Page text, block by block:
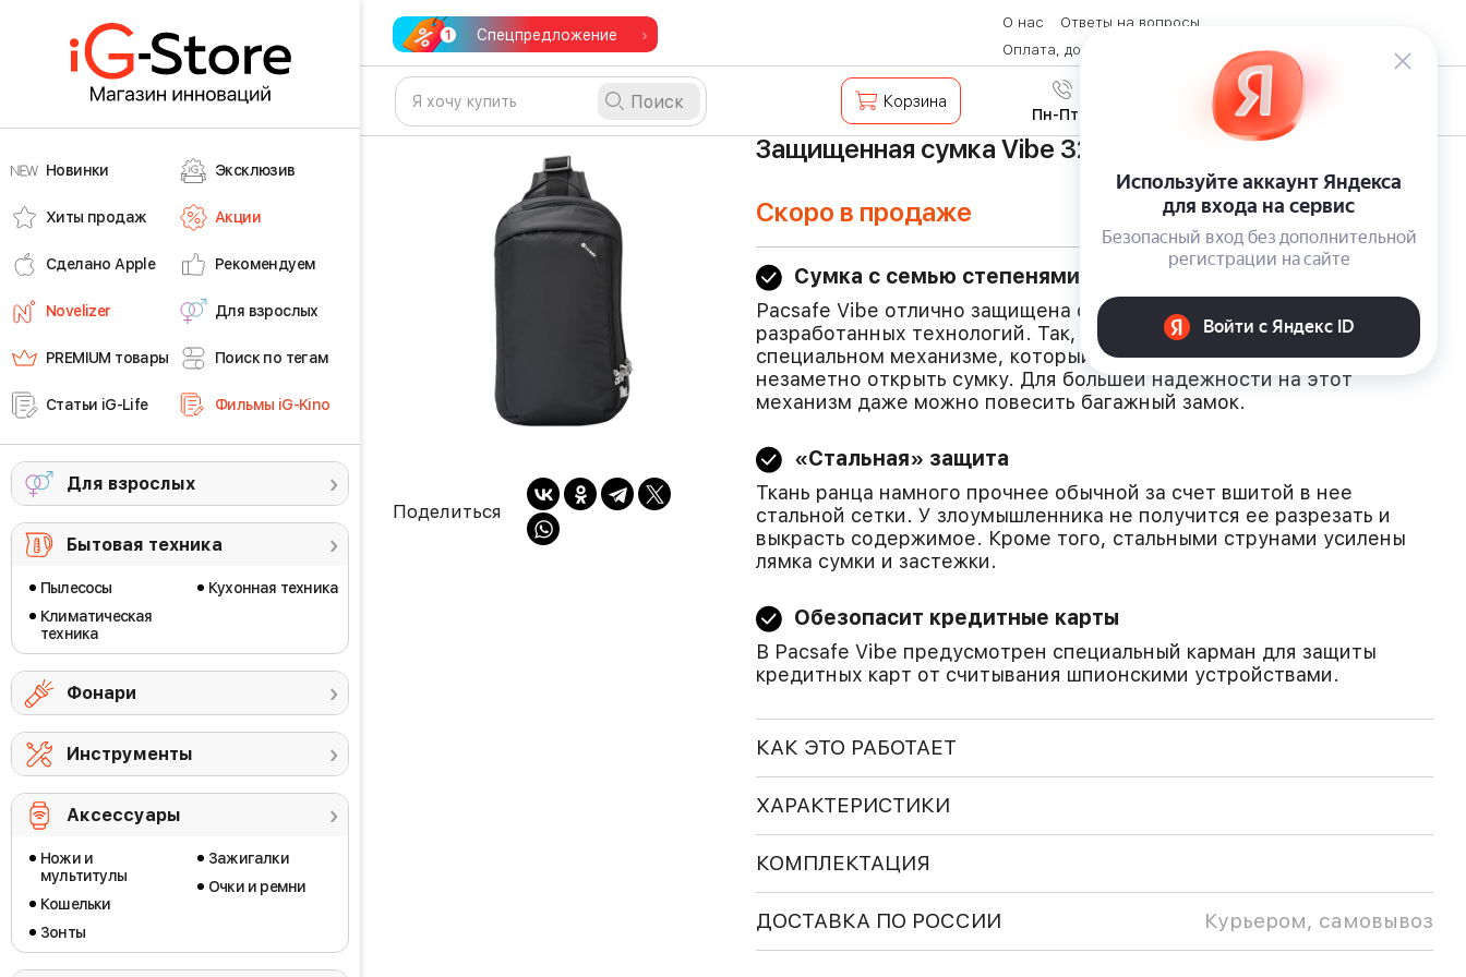
Новинки Эксклюзив
Хиты продаж Акции
Сделано Apple Рекомендуем
Novelizer Для взрослых
PREMIUM товары Поиск по тегам
Статьи iG-Life Фильмы iG-Kino
Для взрослых
Бытовая техника
Пылесосы
Климатическая
техника
Кухонная техника
Фонари
Инструменты
Аксессуары
Ножи и
мультитулы
Кошельки
Зонты
Зажигалки
Очки и ремни
Спецпредложение
О нас
Ответы на вопросы
Оплата, доставка и возврат товара
Контакты
Поиск Корзина 8 (800) 600-28-07
Пн-Пт с 9:00 до 19:00
Поделиться
Защищенная сумка Vibe 325 от Pacsafe
Скоро в продаже
Сумка с семью степенями защиты от воров
Pacsafe Vibe отлично защищена от краж целым рядом специально
разработанных технологий. Так, все внешние молнии смыкаются на
специальном механизме, который не позволяет злоумышленникам
незаметно открыть сумку. Для большей надежности на этот
механизм даже можно повесить багажный замок.
«Стальная» защита
Ткань ранца намного прочнее обычной за счет вшитой в нее
стальной сетки. У злоумышленника не получится ее разрезать и
выкрасть содержимое. Кроме того, стальными струнами усилены
лямка сумки и застежки.
Обезопасит кредитные карты
В Pacsafe Vibe предусмотрен специальный карман для защиты
кредитных карт от считывания шпионскими устройствами.
КАК ЭТО РАБОТАЕТ
ХАРАКТЕРИСТИКИ
КОМПЛЕКТАЦИЯ
ДОСТАВКА ПО РОССИИ Курьером, самовывоз